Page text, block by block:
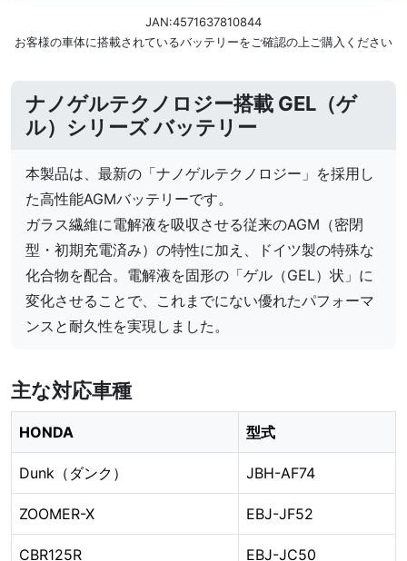
JAN:4571637810844
お客様の車体に搭載されているバッテリーをご確認の上ご購入ください
ナノゲルテクノロジー搭載 GEL（ゲ
ル）シリーズ バッテリー
本製品は、最新の「ナノゲルテクノロジー」を採用し
た高性能AGMバッテリーです。
ガラス繊維に電解液を吸収させる従来のAGM（密閉
型・初期充電済み）の特性に加え、ドイツ製の特殊な
化合物を配合。電解液を固形の「ゲル（GEL）状」に
変化させることで、これまでにない優れたパフォーマ
ンスと耐久性を実現しました。
主な対応車種
HONDA 型式
Dunk（ダンク） JBH-AF74
ZOOMER-X EBJ-JF52
CBR125R EBJ-JC50